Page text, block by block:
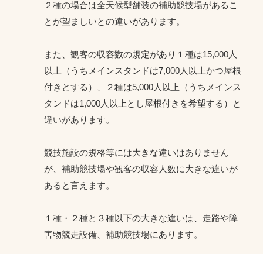
２種の場合は全天候型舗装の補助競技場があるこ
とが望ましいとの違いがあります。
また、観客の収容数の規定があり１種は15,000人
以上（うちメインスタンドは7,000人以上かつ屋根
付きとする）、２種は5,000人以上（うちメインス
タンドは1,000人以上とし屋根付きを希望する）と
違いがあります。
競技施設の規格等には大きな違いはありません
が、補助競技場や観客の収容人数に大きな違いが
あると言えます。
１種・２種と３種以下の大きな違いは、走路や障
害物競走設備、補助競技場にあります。